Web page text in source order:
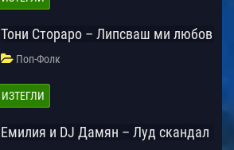
Тони Стораро – Липсваш ми любов
Поп-Фолк
ИЗТЕГЛИ
Емилия и DJ Дамян – Луд скандал